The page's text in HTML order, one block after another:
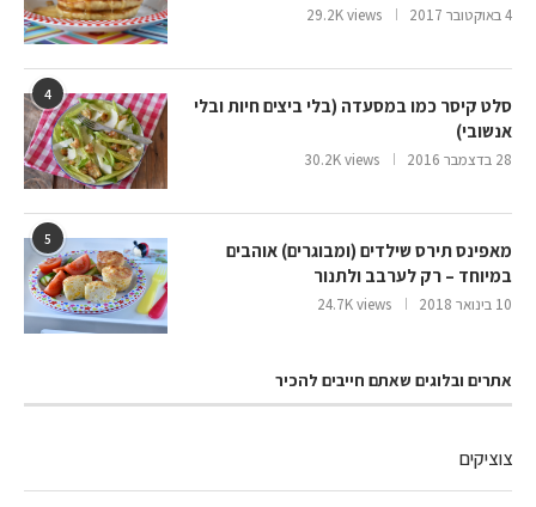
4 באוקטובר 2017 29.2K views
4
סלט קיסר כמו במסעדה (בלי ביצים חיות ובלי
אנשובי)
28 בדצמבר 2016 30.2K views
5
מאפינס תירס שילדים (ומבוגרים) אוהבים
במיוחד – רק לערבב ולתנור
10 בינואר 2018 24.7K views
אתרים ובלוגים שאתם חייבים להכיר
צוציקים